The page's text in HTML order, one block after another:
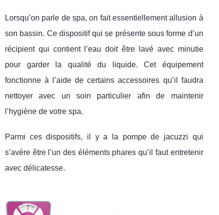
Lorsqu’on parle de spa, on fait essentiellement allusion à
son bassin. Ce dispositif qui se présente sous forme d’un
récipient qui contient l’eau doit être lavé avec minutie
pour garder la qualité du liquide. Cet équipement
fonctionne à l’aide de certains accessoires qu’il faudra
nettoyer avec un soin particulier afin de maintenir
l’hygiène de votre spa.
Parmi ces dispositifs, il y a la pompe de jacuzzi qui
s’avère être l’un des éléments phares qu’il faut entretenir
avec délicatesse.